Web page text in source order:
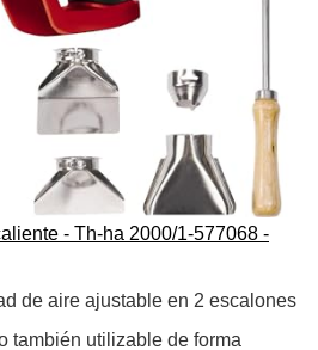
- Th-ha 2000/1-577068 -
de aire ajustable en 2 escalones
también utilizable de forma